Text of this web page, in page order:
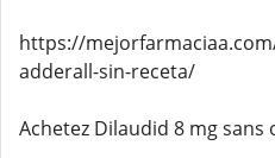
https://
adderall-sin-receta/
Achetez Dilaudid 8 mg sans